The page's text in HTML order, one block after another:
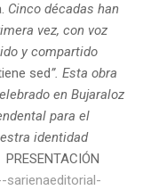
Cinco décadas han
vez, con voz
y compartido
sed”. Esta obra
en Bujaraloz
para el
identidad
PRESENTACIÓN
sarienaeditorial-